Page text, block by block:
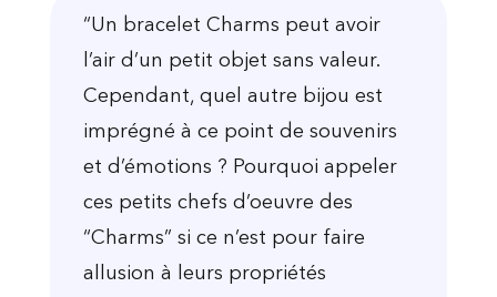
“Un bracelet Charms peut avoir
l’air d’un petit objet sans valeur.
Cependant, quel autre bijou est
imprégné à ce point de souvenirs
et d’émotions ? Pourquoi appeler
ces petits chefs d’oeuvre des
“Charms” si ce n’est pour faire
allusion à leurs propriétés